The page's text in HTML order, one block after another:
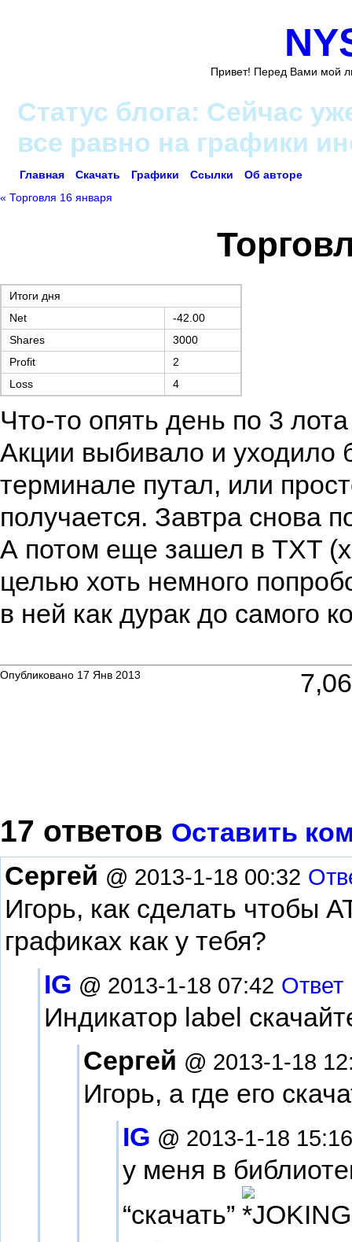
Привет! Перед Вами мой
Статус блога: Сейчас
все равно на графики
Главная Скачать Графики Ссылки
Об авторе
« Торговля 16 января
Итоги дня
Net
-42.00
Shares
3000
Profit
2
Loss
4
Что-то опять день по 3
Акции выбивало и уходило
терминале путал, или
получается. Завтра снова
А потом еще зашел в TXT
целью хоть немного
в ней как дурак до самого
Опубликовано 17 Янв 2013
17 ответов Оставить
Сергей @ 2013-1-18 00:32
Игорь, как сделать чтобы
графиках как у тебя?
IG @ 2013-1-18 07:42 Ответ
Индикатор label
Сергей @ 2013-1-18
Игорь, а где его
IG @ 2013-1-18 15:16
у меня в
“скачать”